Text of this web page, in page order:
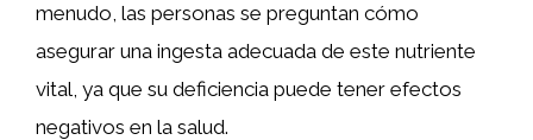
menudo, las personas se preguntan cómo
asegurar una ingesta adecuada de este nutriente
vital, ya que su deficiencia puede tener efectos
negativos en la salud.